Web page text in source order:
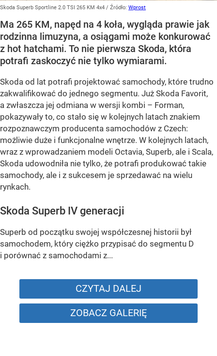
Skoda Superb Sportline 2.0 TSI 265 KM 4x4 / Źródło: Wprost
Ma 265 KM, napęd na 4 koła, wygląda prawie jak
rodzinna limuzyna, a osiągami może konkurować
z hot hatchami. To nie pierwsza Skoda, która
potrafi zaskoczyć nie tylko wymiarami.
Skoda od lat potrafi projektować samochody, które trudno
zakwalifikować do jednego segmentu. Już Skoda Favorit,
a zwłaszcza jej odmiana w wersji kombi – Forman,
pokazywały to, co stało się w kolejnych latach znakiem
rozpoznawczym producenta samochodów z Czech:
możliwie duże i funkcjonalne wnętrze. W kolejnych latach,
wraz z wprowadzaniem modeli Octavia, Superb, ale i Scala,
Skoda udowodniła nie tylko, że potrafi produkować takie
samochody, ale i z sukcesem je sprzedawać na wielu
rynkach.
Skoda Superb IV generacji
Superb od początku swojej współczesnej historii był
samochodem, który ciężko przypisać do segmentu D
i porównać z samochodami z...
CZYTAJ DALEJ
ZOBACZ GALERIĘ